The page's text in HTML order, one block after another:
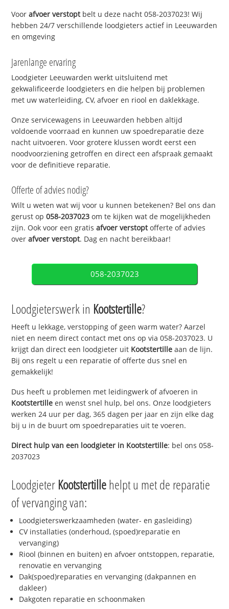
Voorafvoer verstoptbelt u deze nacht 058-2037023! Wij
hebben 24/7 verschillende loodgieters actief in Leeuwarden
en omgeving
Jarenlange ervaring
Loodgieter Leeuwarden werkt uitsluitend met
gekwalificeerde loodgieters en die helpen bij problemen
met uw waterleiding, CV, afvoer en riool en daklekkage.
Onze servicewagens in Leeuwarden hebben altijd
voldoende voorraad en kunnen uw spoedreparatie deze
nacht uitvoeren. Voor grotere klussen wordt eerst een
noodvoorziening getroffen en direct een afspraak gemaakt
voor de definitieve reparatie.
Offerte of advies nodig?
Wilt u weten wat wij voor u kunnen betekenen? Bel ons dan
gerust op058-2037023 om te kijken wat de mogelijkheden
zijn. Ook voor een gratisafvoer verstoptofferte of advies
overafvoer verstopt. Dag en nacht bereikbaar!
058-2037023
Loodgieterswerk in Kootstertille?
Heeft u lekkage, verstopping of geen warm water? Aarzel
niet en neem direct contact met ons op via 058-2037023. U
krijgt dan direct een loodgieter uit Kootstertille aan de lijn.
Bij ons regelt u een reparatie of offerte dus snel en
gemakkelijk!
Dus heeft u problemen met leidingwerk of afvoeren in
Kootstertille en wenst snel hulp, bel ons. Onze loodgieters
werken 24 uur per dag, 365 dagen per jaar en zijn elke dag
bij u in de buurt om spoedreparaties uit te voeren.
Direct hulp van een loodgieter in Kootstertille: bel ons 058-
2037023
Loodgieter Kootstertillehelpt u met de reparatie
of vervanging van:
Loodgieterswerkzaamheden (water- en gasleiding)
CV installaties (onderhoud, (spoed)reparatie en
vervanging)
Riool (binnen en buiten) en afvoer ontstoppen, reparatie,
renovatie en vervanging
Dak(spoed)reparaties en vervanging (dakpannen en
dakleer)
Dakgoten reparatie en schoonmaken